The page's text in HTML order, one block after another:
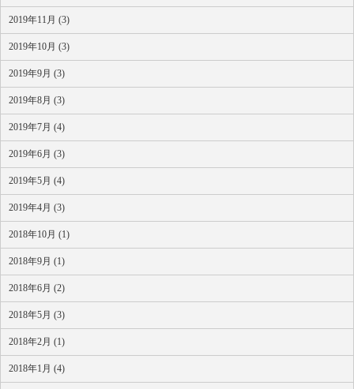
2019年11月 (3)
2019年10月 (3)
2019年9月 (3)
2019年8月 (3)
2019年7月 (4)
2019年6月 (3)
2019年5月 (4)
2019年4月 (3)
2018年10月 (1)
2018年9月 (1)
2018年6月 (2)
2018年5月 (3)
2018年2月 (1)
2018年1月 (4)